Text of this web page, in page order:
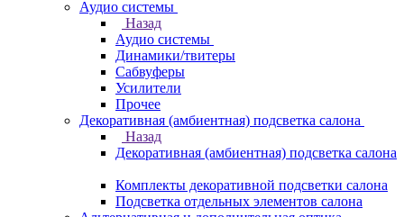
Аудио системы
Назад
Аудио системы
Динамики/твитеры
Сабвуферы
Усилители
Прочее
Декоративная (амбиентная) подсветка салона
Назад
Декоративная (амбиентная) подсветка салона
Комплекты декоративной подсветки салона
Подсветка отдельных элементов салона